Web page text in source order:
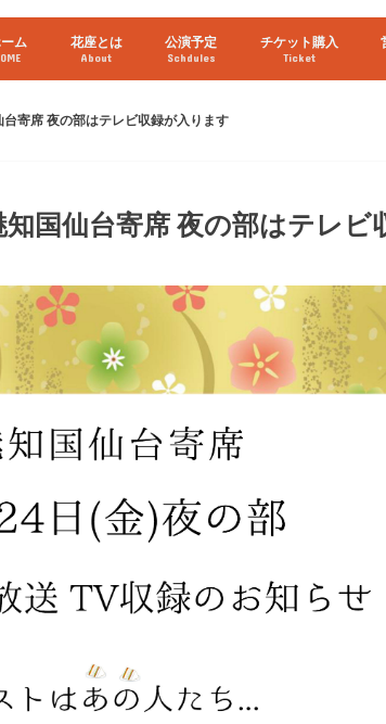
ム 花座とは
About
公演予定
Schdules
チケット購入
Ticket
台寄席 夜の部はテレビ収録が入ります
知国仙台寄席 夜の部はテレビ